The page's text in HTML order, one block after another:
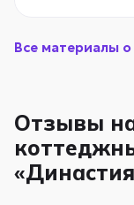
Все материалы
Отзывы